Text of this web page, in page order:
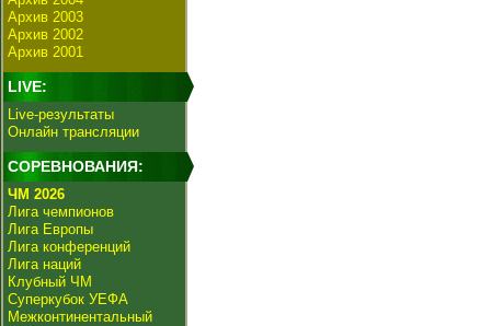
Архив 2003
Архив 2002
Архив 2001
LIVE:
Live-результаты
Онлайн трансляции
СОРЕВНОВАНИЯ:
ЧМ 2026
Лига чемпионов
Лига Европы
Лига конференций
Лига наций
Клубный ЧМ
Суперкубок УЕФА
Межконтинентальный